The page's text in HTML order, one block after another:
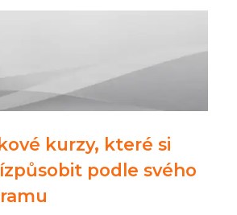
kurzy, které si
podle svého